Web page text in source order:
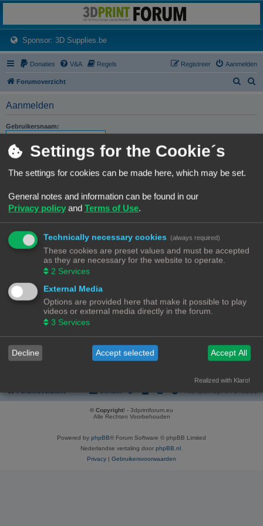
Het 3D print forum van de Benelux na de sluiting van 3dprintforum.nl
Sponsor: 3D Supplies.be(Opens a new tab)
Donaties V&A Regels Aanmelden
Registreer
Forumoverzicht
Aanmelden
Gebruikersnaam:
Wachtwoord:
Ik ben mijn wachtwoord vergeten
Onthouden
REGISTREER
Om je te kunnen aanmelden, moet je geregistreerd zijn. Registratie neemt
enkele minuten in beslag, maar geeft je extra mogelijkheden. De
forumbeheerder kan ook extra permissies toestaan aan geregistreerde
gebruikers. Lees voor registratie onze gebruiksvoorwaarden en het
bijbehorend beleid. Bekijk ook de regels als je gebruik maakt van het forum.
Gebruikersvoorwaarden|Privacybeleid
Registreer
© Copyright! - 3dprintforum.eu
Alle Rechten Voorbehouden
Powered by phpBB® Forum Software © phpBB Limited
Nederlandse vertaling door phpBB.nl
Privacy | Gebruikersvoorwaarden
Settings for the Cookie´s
The settings for cookies can be made here, which may be set.
General notes and information can be found in our
Privacy policy and Terms of Use.
Technically necessary cookies (always required)
These cookies are preset values and must be accepted
as they are necessary for the website to operate.
2 Services
External Media
Options are provided here that make it possible to play
videos or external media directly in the forum.
3 Services
Decline Accept selected Accept All
Realized with Klaro!